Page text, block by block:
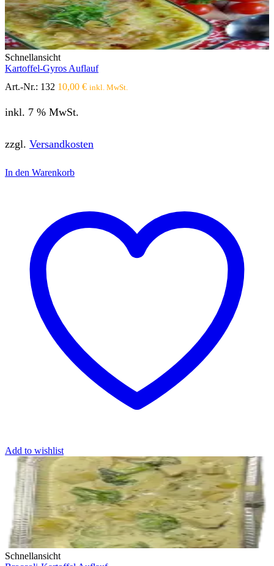
Schnellansicht
Kartoffel-Gyros Auflauf
Art.-Nr.: 132 10,00 € inkl. MwSt.
inkl. 7 % MwSt.
zzgl. Versandkosten
In den Warenkorb
Add to wishlist
Schnellansicht